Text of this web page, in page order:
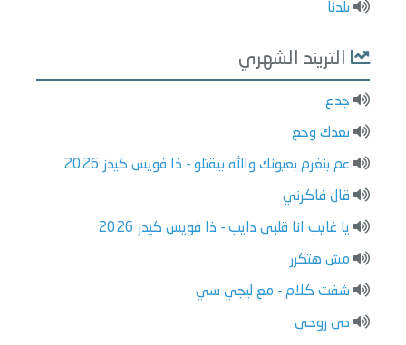
بلدنا
التريند الشهري
جدع
بعدك وجع
عم بنغرم بعيونك والله بيقتلو - ذا فويس كيدز 2026
قال فاكرني
يا غايب انا قلبى دايب - ذا فويس كيدز 2026
مش هتكرر
شفت كلام - مع ليجي سي
دي روحي